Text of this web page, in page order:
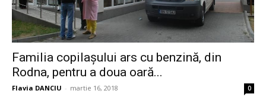
Familia copilașului ars cu benzină, din
Rodna, pentru a doua oară...
Flavia DANCIU - martie 16, 2018 0